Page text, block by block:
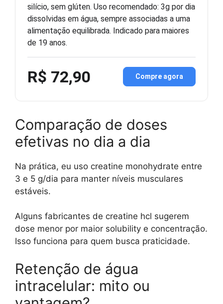
silício, sem glúten. Uso recomendado: 3g por dia
dissolvidas em água, sempre associadas a uma
alimentação equilibrada. Indicado para maiores
de 19 anos.
R$ 72,90 Compre agora
Comparação de doses
efetivas no dia a dia
Na prática, eu uso creatine monohydrate entre
3 e 5 g/dia para manter níveis musculares
estáveis.
Alguns fabricantes de creatine hcl sugerem
dose menor por maior solubility e concentração.
Isso funciona para quem busca praticidade.
Retenção de água
intracelular: mito ou